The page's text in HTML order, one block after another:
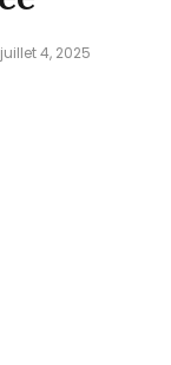
juillet 4, 2025